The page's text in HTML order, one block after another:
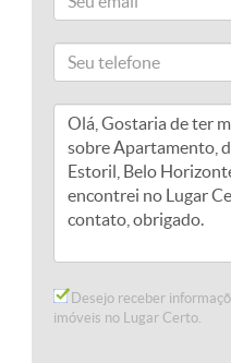
Desejo receber
imóveis no Lugar Certo.